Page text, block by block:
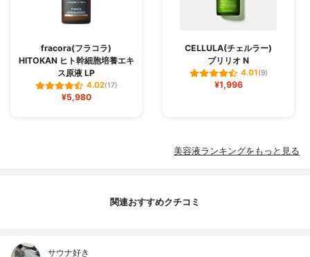
fracora(フラコラ)
HITOKAN ヒト幹細胞培養エキ
ス原液 LP
4.02(17)
¥5,980
CELLULA(チェルラー)
ブリリオ N
4.01(9)
¥1,996
美容液ランキングをもっと見る
関連おすすめクチコミ
サウナ好き